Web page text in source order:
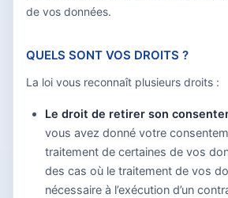
de vos données.
QUELS SONT VOS DROITS ?
La loi vous reconnaît plusieurs droits :
Le droit de retirer son
vous avez donné votre
traitement de certaines de vos
des cas où le traitement de vos
nécessaire à l’exécution d’un